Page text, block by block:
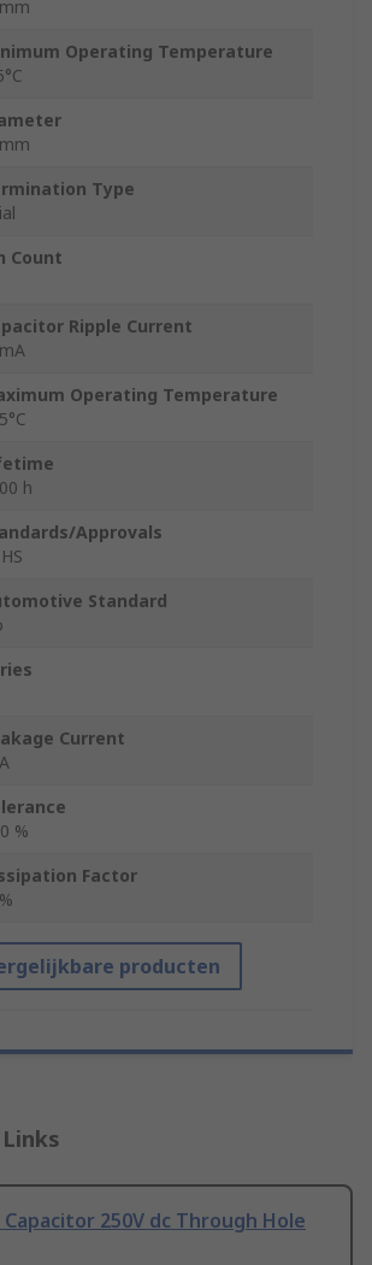
Operating Temperature
Type
Count
Ripple Current
Operating Temperature
h
Approvals
Standard
Current
%
Factor
producten
Capacitor 250V dc Through Hole